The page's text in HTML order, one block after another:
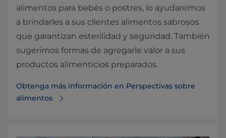
alimentos para bebés o postres, lo ayudaremos
a brindarles a sus clientes alimentos sabrosos
que garantizan esterilidad y seguridad. También
sugerimos formas de agregarle valor a sus
productos alimenticios preparados.
Obtenga más información en Perspectivas sobre
alimentos